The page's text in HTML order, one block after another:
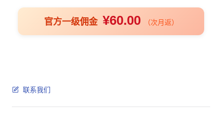
官方一级佣金 ¥60.00 （次月返）
联系我们